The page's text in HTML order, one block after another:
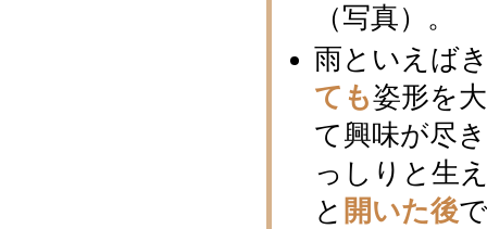
（写真）。
雨といえば
ても姿形を
て興味が尽
っしりと生
と 開いた後